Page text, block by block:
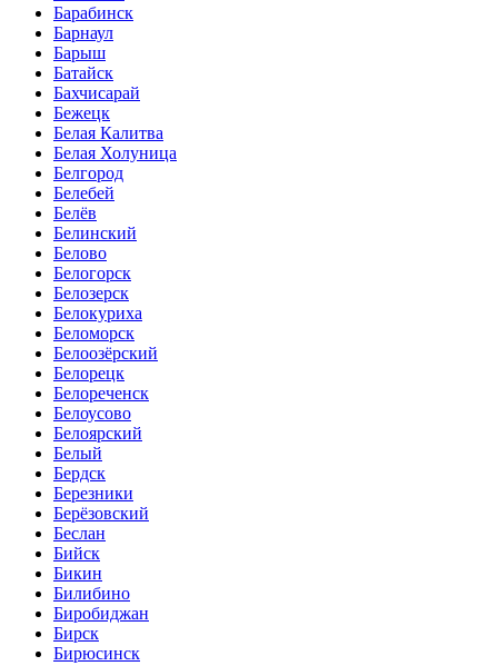
Барабинск
Барнаул
Барыш
Батайск
Бахчисарай
Бежецк
Белая Калитва
Белая Холуница
Белгород
Белебей
Белёв
Белинский
Белово
Белогорск
Белозерск
Белокуриха
Беломорск
Белоозёрский
Белорецк
Белореченск
Белоусово
Белоярский
Белый
Бердск
Березники
Берёзовский
Беслан
Бийск
Бикин
Билибино
Биробиджан
Бирск
Бирюсинск